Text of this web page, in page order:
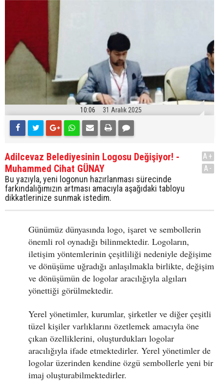
10:06 31 Aralık 2025
Adilcevaz Belediyesinin Logosu Değişiyor! -
Muhammed Cihat GÜNAY
Bu yazıyla, yeni logonun hazırlanması sürecinde
farkındalığımızın artması amacıyla aşağıdaki tabloyu
dikkatlerinize sunmak istedim.
A+
A-
Günümüz dünyasında logo, işaret ve sembollerin
önemli rol oynadığı bilinmektedir. Logoların,
iletişim yöntemlerinin çeşitliliği nedeniyle değişime
ve dönüşüme uğradığı anlaşılmakla birlikte, değişim
ve dönüşümün de logolar aracılığıyla algıları
yönettiği görülmektedir.
Yerel yönetimler, kurumlar, şirketler ve diğer çeşitli
tüzel kişiler varlıklarını özetlemek amacıyla öne
çıkan özelliklerini, oluşturdukları logolar
aracılığıyla ifade etmektedirler. Yerel yönetimler de
logolar üzerinden kendine özgü sembollerle yeni bir
imaj oluşturabilmektedirler.